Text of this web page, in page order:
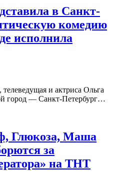
в Санкт-
комедию
исполнила
телеведущая и актриса Ольга
город — Санкт-Петербург…
Глюкоза, Маша
за
на ТНТ